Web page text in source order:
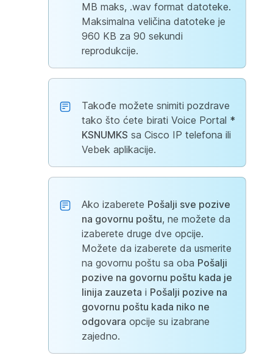
MB maks, .wav format datoteke.
Maksimalna veličina datoteke je
960 KB za 90 sekundi
reprodukcije.
Takođe možete snimiti pozdrave
tako što ćete birati Voice Portal *
KSNUMKS sa Cisco IP telefona ili
Vebek aplikacije.
Ako izaberete Pošalji sve pozive
na govornu poštu, ne možete da
izaberete druge dve opcije.
Možete da izaberete da usmerite
na govornu poštu sa oba Pošalji
pozive na govornu poštu kada je
linija zauzeta i Pošalji pozive na
govornu poštu kada niko ne
odgovara opcije su izabrane
zajedno.